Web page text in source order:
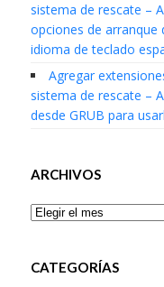
sistema de rescate –
opciones de arranque
idioma de teclado
Agregar
sistema de rescate –
desde GRUB para
ARCHIVOS
Archivos
CATEGORÍAS